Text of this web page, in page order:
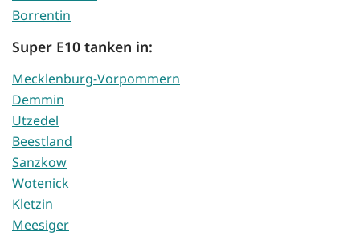
Borrentin
Super E10 tanken in:
Mecklenburg-Vorpommern
Demmin
Utzedel
Beestland
Sanzkow
Wotenick
Kletzin
Meesiger